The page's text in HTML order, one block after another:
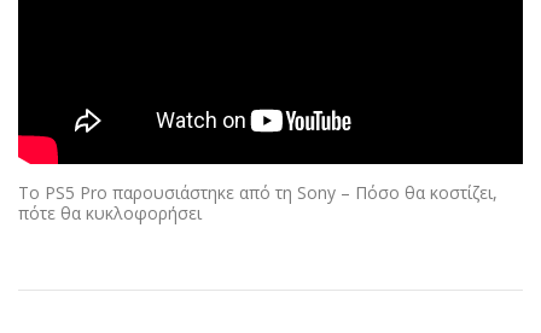
Αθλητισμός
Κύπρος
Ελλάδα
Geek
Νέα
Κινητά-tablets
Το PS5 Pro παρουσιάστηκε από τη Sony – Πόσο θα κοστίζει,
πότε θα κυκλοφορήσει